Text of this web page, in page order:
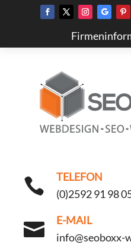

TELEFON
(0)2592 91 98

E-MAIL
info@seoboxx-